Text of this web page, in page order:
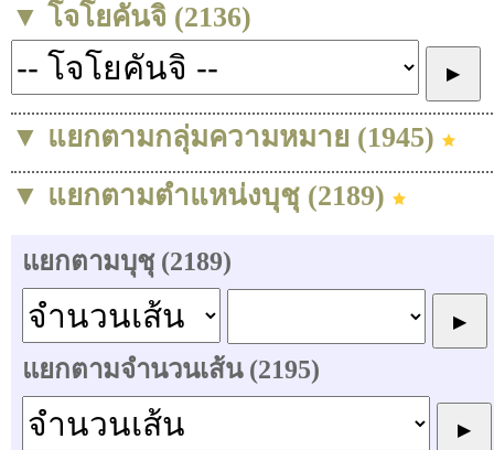
▼ โจโยคันจิ (2136)
▼ แยกตามกลุ่มความหมาย (1945)
▼ แยกตามตำแหน่งบุชุ (2189)
แยกตามบุชุ (2189)
แยกตามจำนวนเส้น (2195)